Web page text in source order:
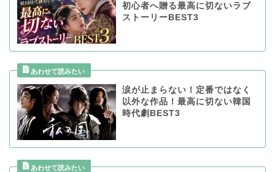
初心者へ贈る最高に切ないラブ
ストーリーBEST3
涙が止まらない！定番ではなく
以外な作品！最高に切ない韓国
時代劇BEST3